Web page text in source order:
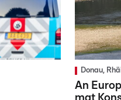
Donau,
An